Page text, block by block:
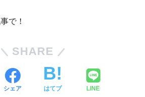
で！
SHARE
シェア はてブ LINE